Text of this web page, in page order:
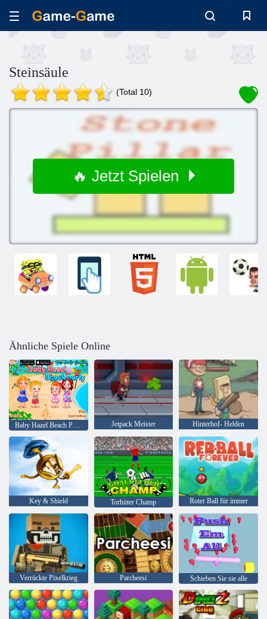
Steinsäule
(Total 10)
🔥 Jetzt Spielen
Ähnliche Spiele Online
Baby Hazel Beach Party Jetpack Meister Hinterhof- Helden
Key & Shield Torhüter Champ Roter Ball für immer
Verrückte Pixelkrieg Parcheesi Schieben Sie sie alle